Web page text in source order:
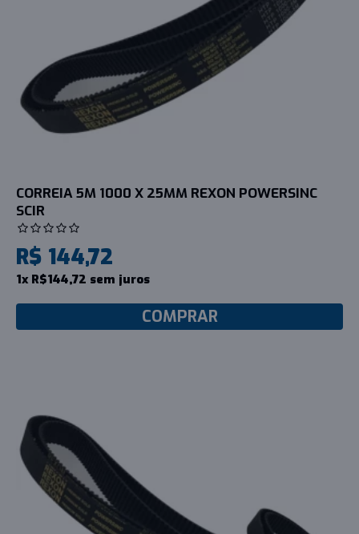
CORREIA 5M 1000 X 25MM REXON POWERSINC
SCIR
R$ 144,72
1x R$144,72 sem juros
COMPRAR